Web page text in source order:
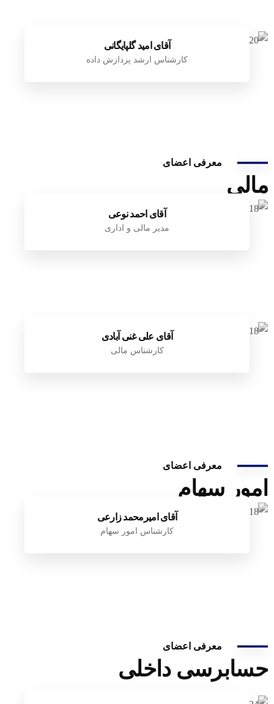
آقای امید گلپایگانی
کارشناس ارشد پردازش داده
معرفی اعضای
مالی
آقای احمد نوعی
مدیر مالی و اداری
آقای علی غنی آبادی
کارشناس مالی
معرفی اعضای
امور سهام
آقای امیرمحمد زارعی
کارشناس امور سهام
معرفی اعضای
حسابرسی داخلی